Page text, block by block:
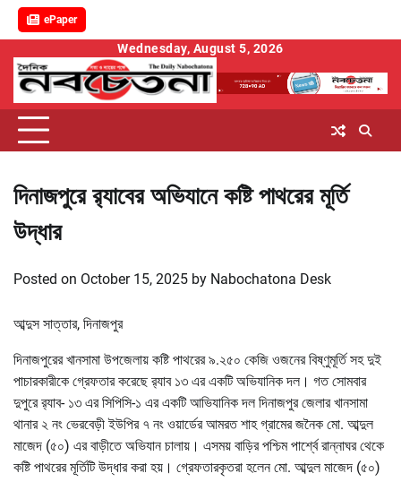
ePaper
content
Wednesday, August 5, 2026
দিনাজপুরে র‌্যাবের অভিযানে কষ্টি পাথরের মূর্তি
উদ্ধার
Posted on October 15, 2025 by Nabochatona Desk
আব্দুস সাত্তার, দিনাজপুর
দিনাজপুরের খানসামা উপজেলায় কষ্টি পাথরের ৯.২৫০ কেজি ওজনের বিষ্ণুমূর্তি সহ দুই
পাচারকারীকে গ্রেফতার করেছে র‌্যাব ১৩ এর একটি অভিযানিক দল। গত সোমবার
দুপুরে র‌্যাব- ১৩ এর সিপিসি-১ এর একটি আভিযানিক দল দিনাজপুর জেলার খানসামা
থানার ২ নং ভেরবেড়ী ইউপির ৭ নং ওয়ার্ডের আমরত শাহ গ্রামের জনৈক মো. আব্দুল
মাজেদ (৫০) এর বাড়ীতে অভিযান চালায়। এসময় বাড়ির পশ্চিম পার্শ্বে রান্নাঘর থেকে
কষ্টি পাথরের মূর্তিটি উদ্ধার করা হয়। গ্রেফতারকৃতরা হলেন মো. আব্দুল মাজেদ (৫০)